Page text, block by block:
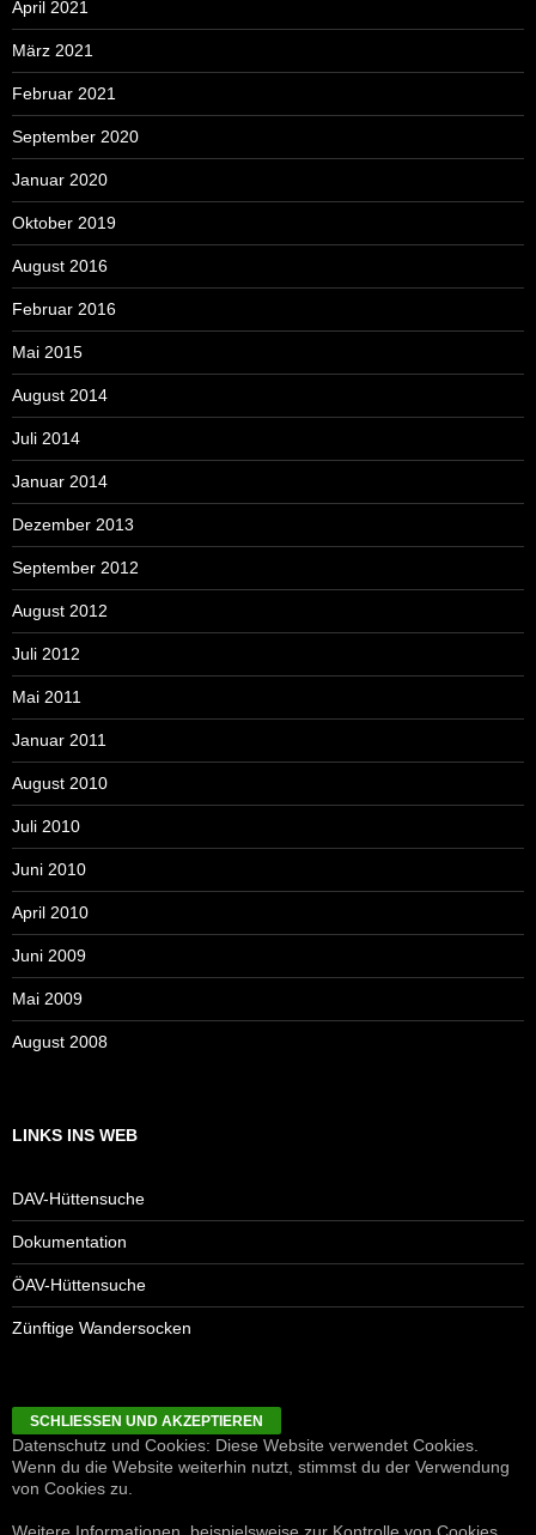
April 2021
März 2021
Februar 2021
September 2020
Januar 2020
Oktober 2019
August 2016
Februar 2016
Mai 2015
August 2014
Juli 2014
Januar 2014
Dezember 2013
September 2012
August 2012
Juli 2012
Mai 2011
Januar 2011
August 2010
Juli 2010
Juni 2010
April 2010
Juni 2009
Mai 2009
August 2008
LINKS INS WEB
DAV-Hüttensuche
Dokumentation
ÖAV-Hüttensuche
Zünftige Wandersocken
Datenschutz und Cookies: Diese Website verwendet Cookies.
Wenn du die Website weiterhin nutzt, stimmst du der Verwendung
von Cookies zu.
Weitere Informationen, beispielsweise zur Kontrolle von Cookies,